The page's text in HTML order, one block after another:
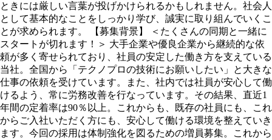
ときには厳しい言葉が投げかけられるかもしれません。社会人
として基本的なことをしっかり学び、誠実に取り組んでいくこ
とが求められます。 【募集背景】 ＜たくさんの同期と一緒に
スタートが切れます！＞ 大手企業や優良企業から継続的な依
頼が多く寄せられており、社員の安定した働き方を支えている
当社。全国から「テクノプロの技術にお願いしたい」と大きな
仕事の依頼を受けています。また、社内では社員が安心して働
けるよう、常に労務改善を行なっています。その結果、直近1
年間の定着率は90％以上。これからも、既存の社員にも、これ
からご入社いただく方にも、安心して働ける環境を整えていき
ます。今回の採用は体制強化を図るための増員募集。これから